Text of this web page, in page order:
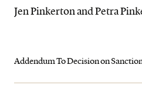
Jen Pinkerton and Petra
Addendum To Decision on